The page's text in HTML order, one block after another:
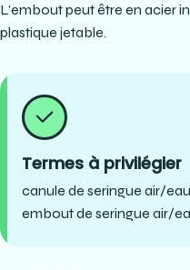
L’embout peut être en acier
plastique jetable.
Termes à privilégier
canule de seringue air/eau
embout de seringue air/